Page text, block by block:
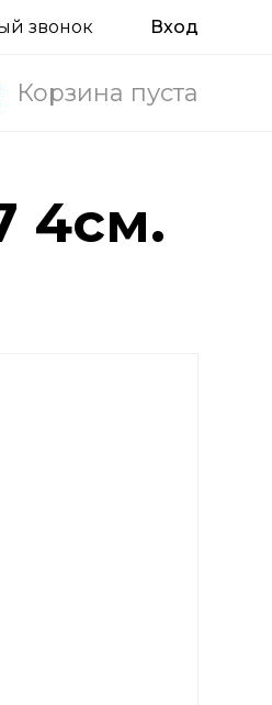
звонок
Корзина пуста
4см.